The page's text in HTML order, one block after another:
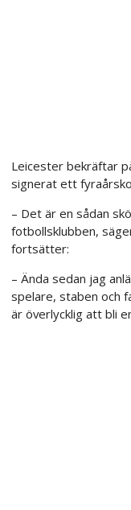
Leicester bekräftar
signerat ett
– Det är en sådan
fotbollsklubben,
fortsätter:
– Ända sedan jag
spelare, staben och
är överlycklig att bli